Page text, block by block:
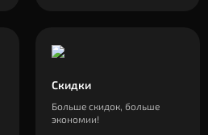
Скидки
Больше скидок, больше
экономии!